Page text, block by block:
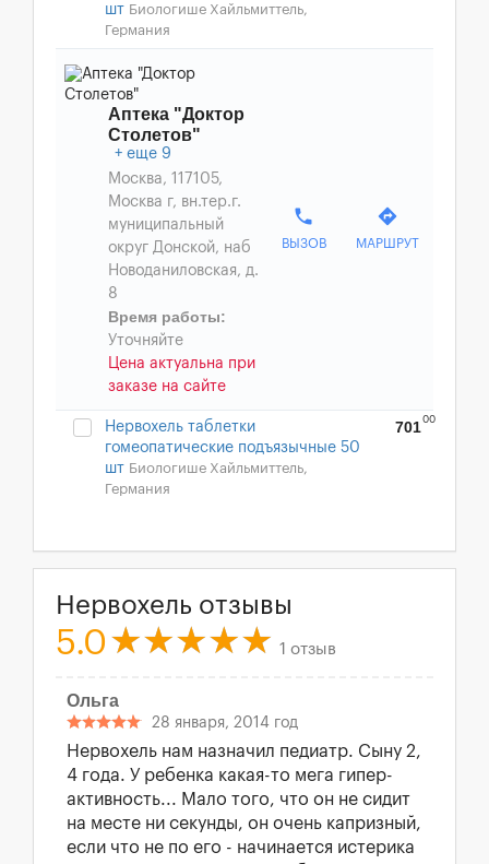
шт Биологише Хайльмиттель,
Германия
Аптека "Доктор
Столетов"
еще 9
Москва, 117105,
Москва г, вн.тер.г.
муниципальный
округ Донской, наб
Новоданиловская, д.
8
Время работы:
Уточняйте
Цена актуальна при
заказе на сайте
phone
ВЫЗОВ
directions
МАРШРУТ
Нервохель таблетки
гомеопатические подъязычные 50
шт Биологише Хайльмиттель,
Германия
70100
Нервохель отзывы
5.0 1 отзыв
Ольга
28 января, 2014 год
Нервохель нам назначил педиатр. Сыну 2,
4 года. У ребенка какая-то мега гипер-
активность... Мало того, что он не сидит
на месте ни секунды, он очень капризный,
если что не по его - начинается истерика